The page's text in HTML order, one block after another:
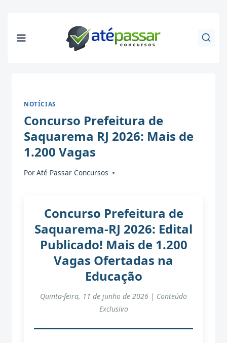
para
NOTÍCIAS
Concurso Prefeitura de
Saquarema RJ 2026: Mais de
1.200 Vagas
PorAté Passar Concursos
Concurso Prefeitura de
Saquarema-RJ 2026: Edital
Publicado! Mais de 1.200
Vagas Ofertadas na
Educação
Quinta-feira, 11 de junho de 2026 | Conteúdo
Exclusivo